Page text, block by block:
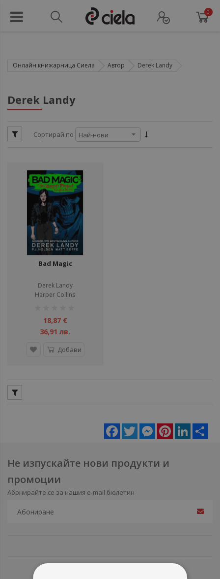
0
Онлайн книжарница Сиела Автор Derek Landy
Derek Landy
Сортирай по
Bad Magic
Derek Landy
Harper Collins
18,87 €
36,91 лв.
Добави
Facebook
Twitter MessengerPinterestLinkedIn
Не изпускайте нови продукти и
промоции
Абонирайте се за нашия e-mail бюлетин